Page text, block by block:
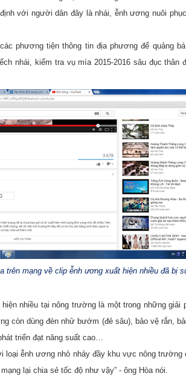
với người dân đây là nhái, ễnh ương nuôi
phương tiện thông tin địa phương để quảng
nhái, kiểm tra vụ mía 2015-2016 sâu đục thân
trên mạng về clip ễnh ương xuất hiện nhiều đã bị
nhiều tại nông trường là một trong những giải
còn dùng đèn nhử bướm (đẻ sâu), bảo vệ rắn,
triển đạt năng suất cao…
loại ễnh ương nhỏ nhảy đầy khu vực nông trường
lại chia sẻ tốc độ như vậy” - ông Hòa nói.